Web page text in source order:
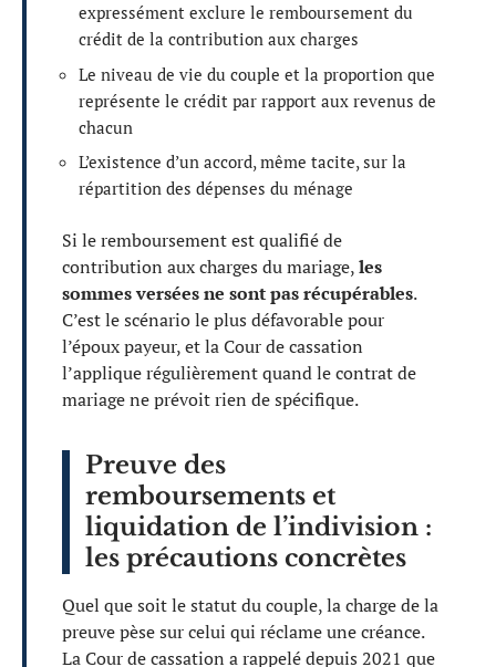
expressément exclure le remboursement du
crédit de la contribution aux charges
Le niveau de vie du couple et la proportion que
représente le crédit par rapport aux revenus de
chacun
L’existence d’un accord, même tacite, sur la
répartition des dépenses du ménage
Si le remboursement est qualifié de
contribution aux charges du mariage,les
sommes versées ne sont pas récupérables.
C’est le scénario le plus défavorable pour
l’époux payeur, et la Cour de cassation
l’applique régulièrement quand le contrat de
mariage ne prévoit rien de spécifique.
Preuve des
remboursements et
liquidation de l’indivision :
les précautions concrètes
Quel que soit le statut du couple, la charge de la
preuve pèse sur celui qui réclame une créance.
La Cour de cassation a rappelé depuis 2021 que